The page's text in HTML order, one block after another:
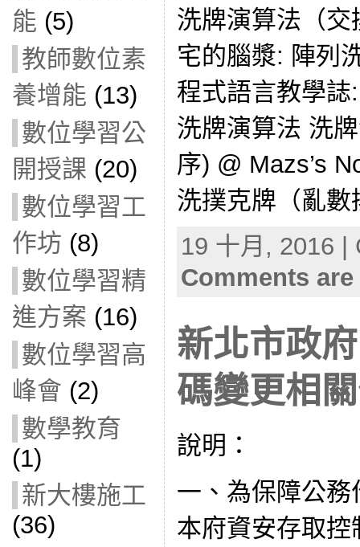
能 (5)
教師數位素
養增能 (13)
數位學習公
開授課 (20)
數位學習工
作坊 (8)
數位學習精
進方案 (16)
數位學習高
峰會 (2)
數學教育
(1)
新大樓施工
(36)
洗牌演算法（
宅的腦漿: 陣列
程式語言教學
洗牌演算法 洗
序) @ Mazs’s
洗撲克牌（亂
19 十月, 2016
Comments
新北市政
碼變更相
說明：
一、為保障公
本府資安存取